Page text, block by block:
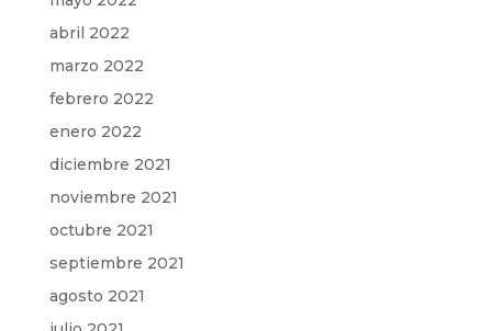
abril 2022
marzo 2022
febrero 2022
enero 2022
diciembre 2021
noviembre 2021
octubre 2021
septiembre 2021
agosto 2021